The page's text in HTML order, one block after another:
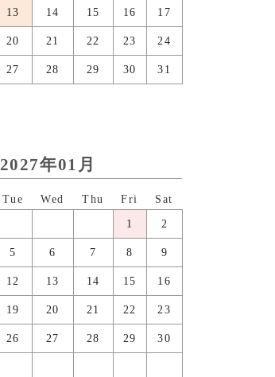
13 14 15 16 17
20 21 22 23 24
27 28 29 30 31
2027年01月
1 2
5 6 7 8 9
12 13 14 15 16
19 20 21 22 23
26 27 28 29 30